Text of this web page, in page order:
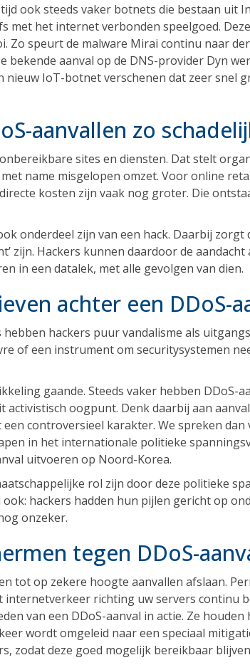
ook steeds vaker botnets die bestaan uit
met het internet verbonden speelgoed.
Zo speurt de malware Mirai continu naar
bekende aanval op de DNS-provider Dyn
nieuw IoT-botnet verschenen dat zeer snel
aanvallen zo
sites en diensten. Dat stelt
name misgelopen omzet. Voor online
kosten zijn vaak nog groter. Die
onderdeel zijn van een hack. Daarbij
zijn. Hackers kunnen daardoor de
in een datalek, met alle gevolgen van dien.
achter een DDoS-
hebben hackers puur vandalisme als
of een instrument om securitysystemen
gaande. Steeds vaker hebben DDoS-
activistisch oogpunt. Denk daarbij aan
controversieel karakter. We spreken dan
in het internationale politieke
uitvoeren op Noord-Korea.
rol zijn door deze politieke
hackers hadden hun pijlen gericht op
onzeker.
tegen DDoS-
tot op zekere hoogte aanvallen afslaan.
internetverkeer richting uw servers continu
van een DDoS-aanval in actie. Ze
wordt omgeleid naar een speciaal
zodat deze goed mogelijk bereikbaar